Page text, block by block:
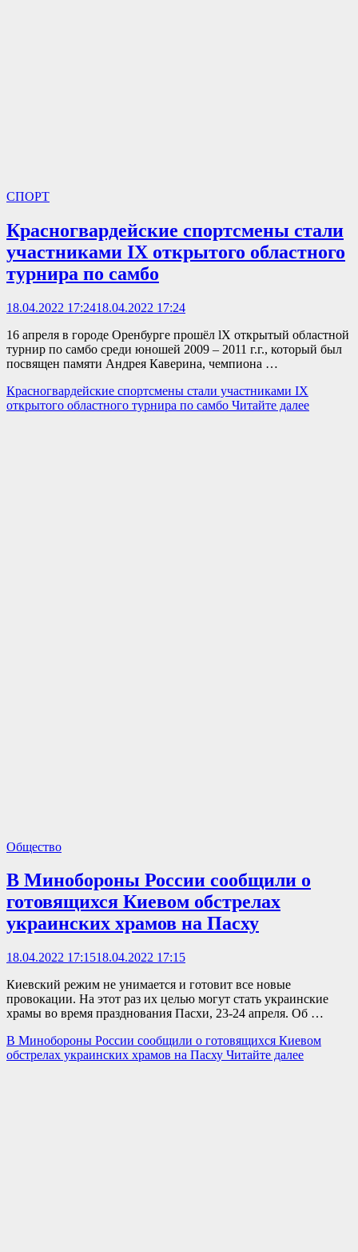
СПОРТ
Красногвардейские спортсмены стали
участниками IX открытого областного
турнира по самбо
18.04.2022 17:2418.04.2022 17:24
16 апреля в городе Оренбурге прошёл lX открытый областной
турнир по самбо среди юношей 2009 – 2011 г.г., который был
посвящен памяти Андрея Каверина, чемпиона …
Красногвардейские спортсмены стали участниками IX
открытого областного турнира по самбо Читайте далее
Общество
В Минобороны России сообщили о
готовящихся Киевом обстрелах
украинских храмов на Пасху
18.04.2022 17:1518.04.2022 17:15
Киевский режим не унимается и готовит все новые
провокации. На этот раз их целью могут стать украинские
храмы во время празднования Пасхи, 23-24 апреля. Об …
В Минобороны России сообщили о готовящихся Киевом
обстрелах украинских храмов на Пасху Читайте далее